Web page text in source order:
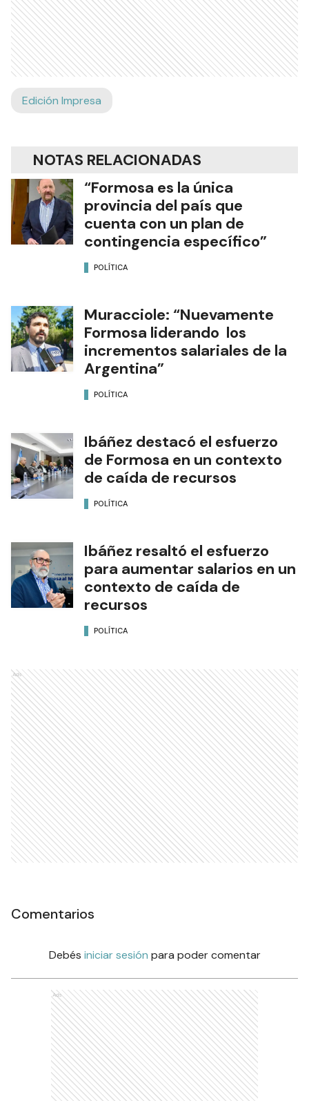
Edición Impresa
NOTAS RELACIONADAS
“Formosa es la única
provincia del país que
cuenta con un plan de
contingencia específico”
POLÍTICA
Muracciole: “Nuevamente
Formosa liderando los
incrementos salariales de la
Argentina”
POLÍTICA
Ibáñez destacó el esfuerzo
de Formosa en un contexto
de caída de recursos
POLÍTICA
Ibáñez resaltó el esfuerzo
para aumentar salarios en un
contexto de caída de
recursos
POLÍTICA
Ads
Comentarios
Debés iniciar sesión para poder comentar
Ads